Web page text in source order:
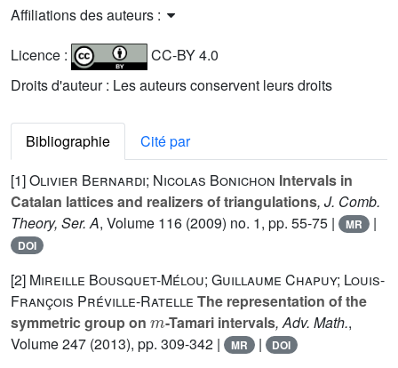
Affiliations des auteurs :
Licence :
CC-BY 4.0
Droits d'auteur : Les auteurs conservent leurs droits
Bibliographie
Cité par
[1]Olivier Bernardi; Nicolas Bonichon Intervals in
Catalan lattices and realizers of triangulations, J. Comb.
Theory, Ser. A, Volume 116 (2009) no. 1, pp. 55-75 | MR |
DOI
[2] Mireille Bousquet-Mélou; Guillaume Chapuy; Louis-
François Préville-Ratelle The representation of the
symmetric group on
m
-Tamari intervals, Adv. Math.,
Volume 247 (2013), pp. 309-342 | MR | DOI